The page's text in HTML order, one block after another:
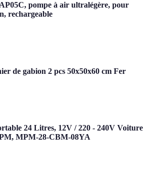
pompe à air ultralégère, pour
rechargeable
de gabion 2 pcs 50x50x60 cm Fer
24 Litres, 12V / 220 - 240V Voiture
MPM-28-CBM-08YA